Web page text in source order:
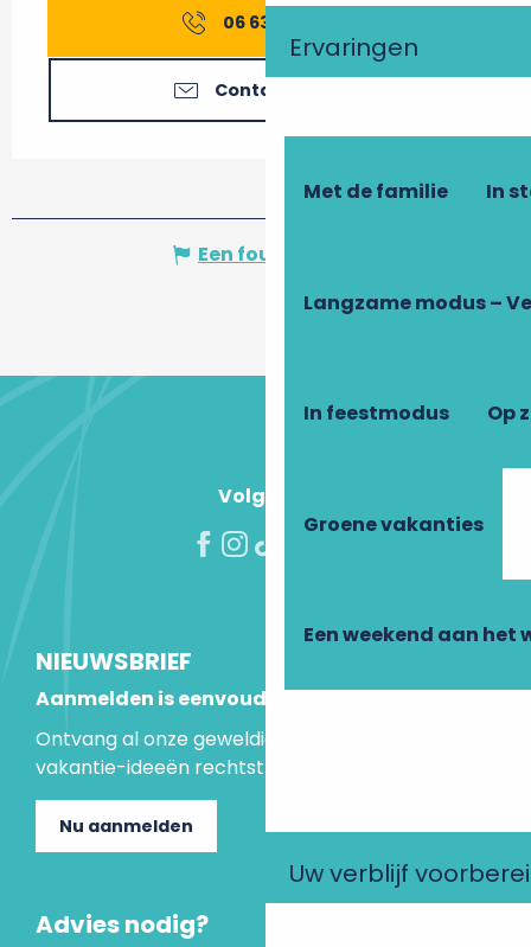
Ervaringen
Met de familie In
Langzame modus –
In feestmodus Op
Groene vakanties
Een weekend aan het
Uw verblijf
06 63 06 33
Contacteer ons
Een fout melden
Volg ons!
NIEUWSBRIEF
Aanmelden is eenvoudig
Ontvang al onze geweldige aanbiedingen en
vakantie-ideeën rechtstreeks in je inbox.
Nu aanmelden
Advies nodig?